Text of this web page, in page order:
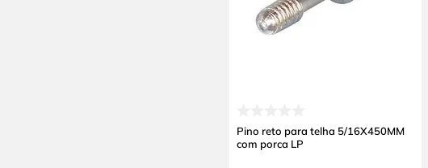
Pino reto para telha 5/16X450MM
com porca LP